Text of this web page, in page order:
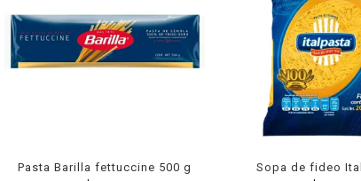
Pasta Barilla fettuccine 500 g
Sopa de fideo